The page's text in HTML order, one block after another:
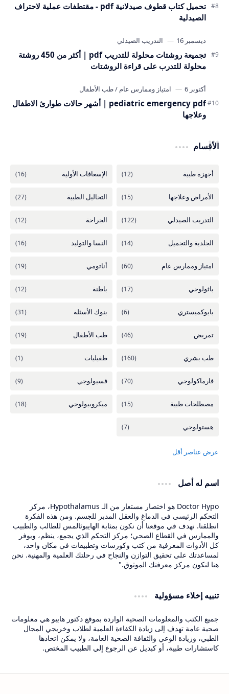
تحميل كتاب قطوف صيدلانية pdf - مقتطفات عملية لاحتراف
الصيدلية
تجميعة روشتات محلولة للتدريب pdf | أكثر من 450 روشتة
محلولة للتدرب على قراءة الروشتات
pediatric emergency pdf | أشهر حالات طوارئ الاطفال
وعلاجها
الأقسام
اسم له أصل
Doctor Hypo هو اختصار مستعار من الـ Hypothalamus، مركز
التحكم الرئيسي في الدماغ والعقل المدبر للجسم. ومن هذه الفكرة
انطلقنا. نهدف في موقعنا أن نكون بمثابة الهايبوثالمس للطالب والطبيب
والممارس في القطاع الصحي؛ مركز التحكم الذي يجمع، ينظم، ويوفر
كل الأدوات المعرفية من كتب وكورسات وتطبيقات في مكان واحد،
لمساعدتك على تحقيق التوازن والنجاح في رحلتك العلمية والمهنية. نحن
هنا لنكون مركز معرفتك الموثوق."
تنبيه إخلاء مسؤولية
جميع الكتب والمعلومات الصحية الواردة بموقع دكتور هايبو هي معلومات
صحية عامة تهدف إلى زيادة الكفاءة العلمية لطلاب وخريجي المجال
الطبي، وزيادة الوعي والثقافة الصحية العامة، ولا يمكن اتخاذها
كاستشارات طبية، أو كبديل عن الرجوع إلي الطبيب المختص.